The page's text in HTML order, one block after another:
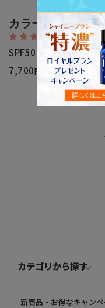
カラーUV&ベース
4.8（47）
SPF50+PA+++
7,700円（税込）
カテゴリから探す
新商品・お得なキャンペ